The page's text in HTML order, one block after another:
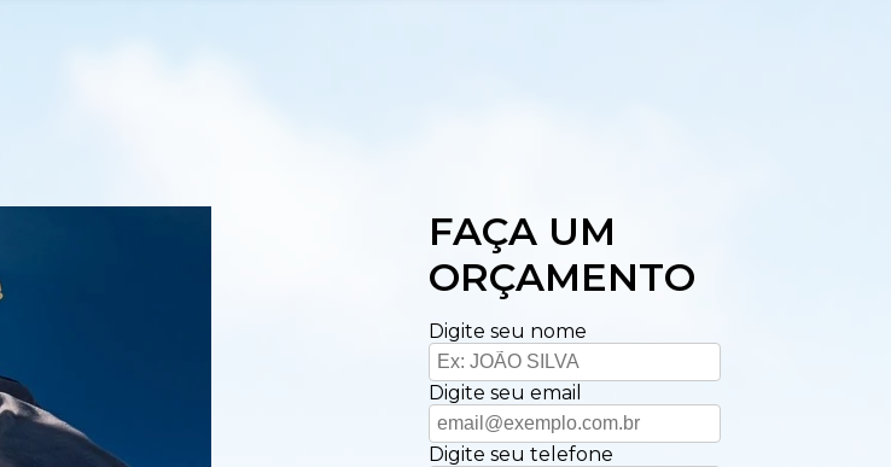
FAÇA UM
ORÇAMENTO
Digite seu nome
Digite seu email
Digite seu telefone